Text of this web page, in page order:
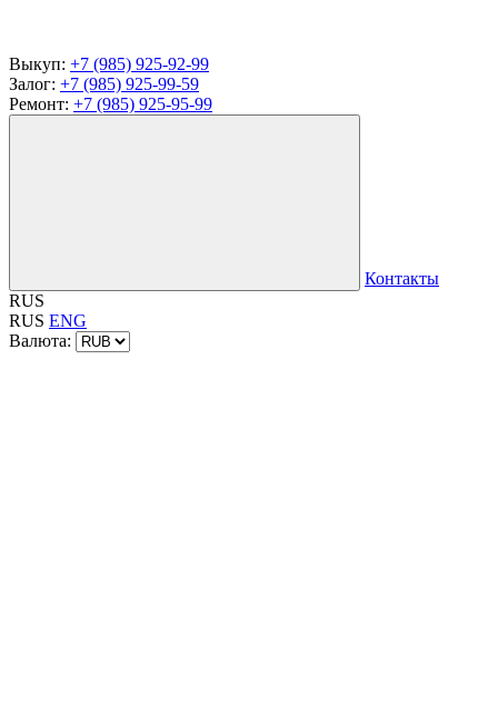
Выкуп: +7 (985) 925-92-99
Залог: +7 (985) 925-99-59
Ремонт: +7 (985) 925-95-99
Контакты
RUS
RUS ENG
Валюта: